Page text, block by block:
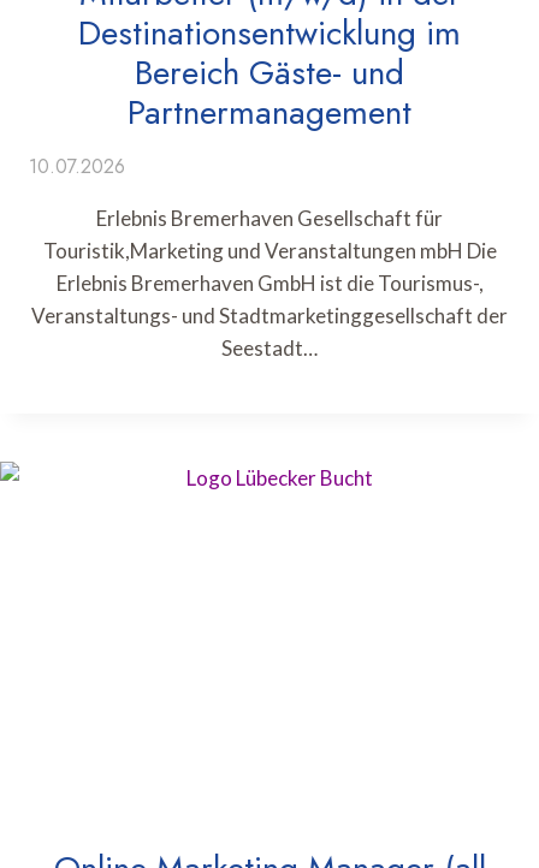
Destinationsentwicklung im
Bereich Gäste- und
Partnermanagement
10.07.2026
Erlebnis Bremerhaven Gesellschaft für
Touristik,Marketing und Veranstaltungen mbH Die
Erlebnis Bremerhaven GmbH ist die Tourismus-,
Veranstaltungs- und Stadtmarketinggesellschaft der
Seestadt…